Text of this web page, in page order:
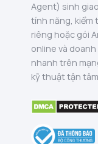
Agent) sinh
tính năng, kiểm
riêng hoặc gói
online và
nhanh trên
kỹ thuật tận